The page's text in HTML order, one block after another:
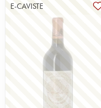
E-CAVISTE